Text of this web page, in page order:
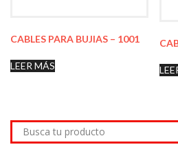
CABLES PARA BUJIAS – 1001
LEER MÁS